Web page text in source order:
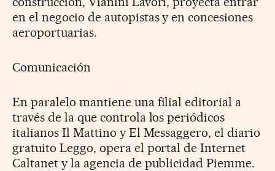
en el negocio de autopistas y en concesiones
aeroportuarias.
Comunicación
En paralelo mantiene una filial editorial a
través de la que controla los periódicos
italianos Il Mattino y El Messaggero, el diario
gratuito Leggo, opera el portal de Internet
Caltanet y la agencia de publicidad Piemme.